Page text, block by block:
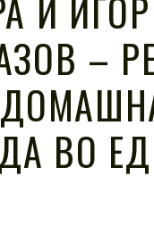
И ИГОР
–
ВО